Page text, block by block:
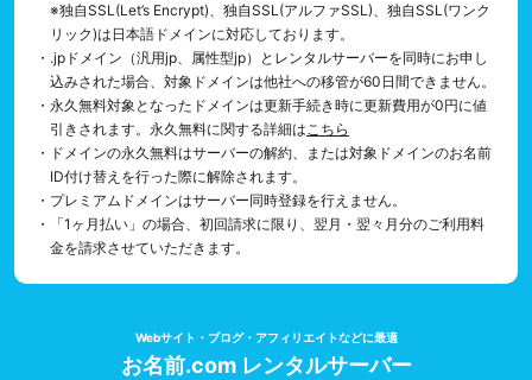
※独自SSL(Let’s Encrypt)、独自SSL(アルファSSL)、独自SSL(ワンク
リック)は日本語ドメインに対応しております。
・.jpドメイン（汎用jp、属性型jp）とレンタルサーバーを同時にお申し
込みされた場合、対象ドメインは他社への移管が60日間できません。
・永久無料対象となったドメインは更新手続き時に更新費用が0円に値
引きされます。永久無料に関する詳細はこちら
・ドメインの永久無料はサーバーの解約、または対象ドメインのお名前
ID付け替えを行った際に解除されます。
・プレミアムドメインはサーバー同時登録を行えません。
・「1ヶ月払い」の場合、初回請求に限り、翌月・翌々月分のご利用料
金を請求させていただきます。
Webサイト・ブログ・アフィリエイトなどに最適
お名前.com レンタルサーバー